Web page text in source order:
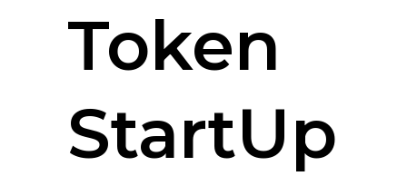
Token
StartUp